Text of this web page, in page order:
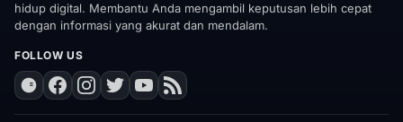
hidup digital. Membantu Anda mengambil keputusan lebih cepat
dengan informasi yang akurat dan mendalam.
FOLLOW US